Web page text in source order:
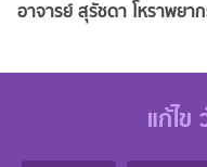
อาจารย์ สุรัชดา โหราพยา
แก้ไข